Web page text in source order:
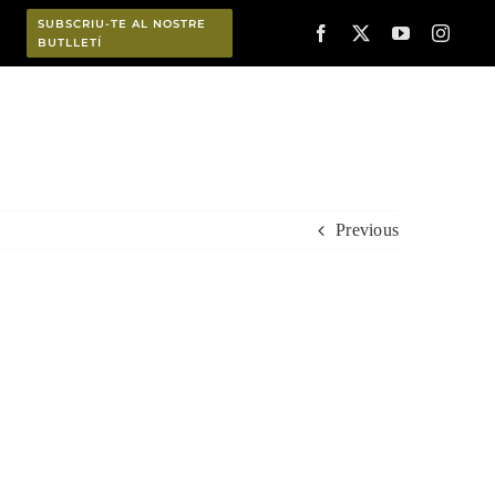
SUBSCRIU-TE AL NOSTRE
BUTLLETÍ
Previous